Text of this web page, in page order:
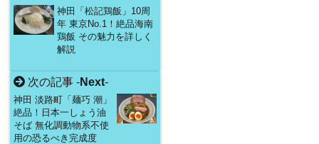
神田「松記鶏飯」10周
年 東京No.1！絶品海南
鶏飯 その魅力を詳しく
解説
次の記事 -Next-
神田 淡路町「麺巧 潮」
絶品！日本一しょう油
そば 無化調動物系不使
用の恐るべき完成度